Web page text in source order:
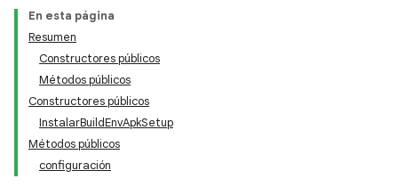
En esta página
Resumen
Constructores públicos
Métodos públicos
Constructores públicos
InstalarBuildEnvApkSetup
Métodos públicos
configuración